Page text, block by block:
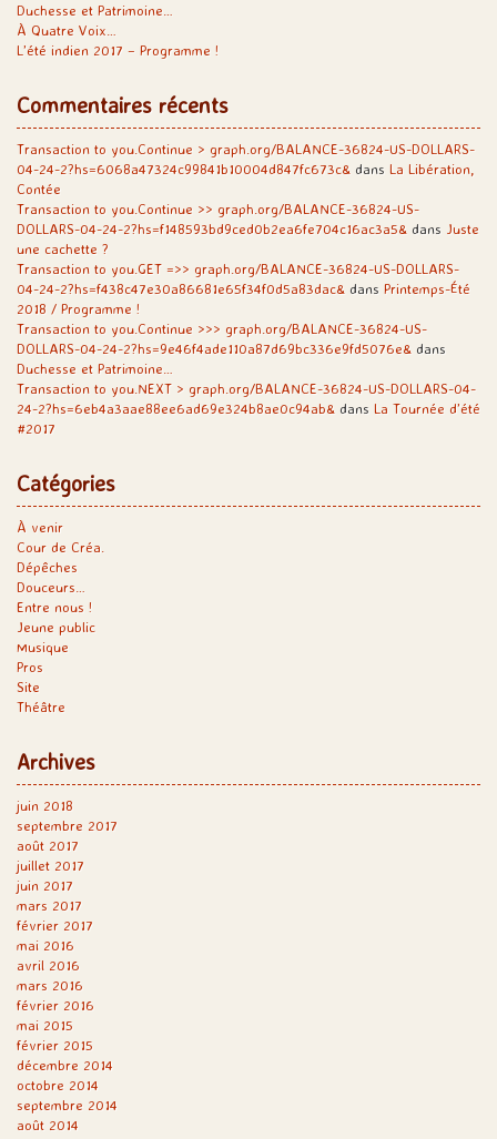
Duchesse et Patrimoine…
À Quatre Voix…
L’été indien 2017 – Programme !
Commentaires récents
Transaction to you.Continue > graph.org/BALANCE-36824-US-DOLLARS-
04-24-2?hs=6068a47324c99841b10004d847fc673c& dans La Libération,
Contée
Transaction to you.Continue >> graph.org/BALANCE-36824-US-
DOLLARS-04-24-2?hs=f148593bd9ced0b2ea6fe704c16ac3a5& dans Juste
une cachette ?
Transaction to you.GET =>> graph.org/BALANCE-36824-US-DOLLARS-
04-24-2?hs=f438c47e30a86681e65f34f0d5a83dac& dans Printemps-Été
2018 / Programme !
Transaction to you.Continue >>> graph.org/BALANCE-36824-US-
DOLLARS-04-24-2?hs=9e46f4ade110a87d69bc336e9fd5076e& dans
Duchesse et Patrimoine…
Transaction to you.NEXT > graph.org/BALANCE-36824-US-DOLLARS-04-
24-2?hs=6eb4a3aae88ee6ad69e324b8ae0c94ab& dans La Tournée d’été
#2017
Catégories
À venir
Cour de Créa.
Dépêches
Douceurs…
Entre nous !
Jeune public
Musique
Pros
Site
Théâtre
Archives
juin 2018
septembre 2017
août 2017
juillet 2017
juin 2017
mars 2017
février 2017
mai 2016
avril 2016
mars 2016
février 2016
mai 2015
février 2015
décembre 2014
octobre 2014
septembre 2014
août 2014